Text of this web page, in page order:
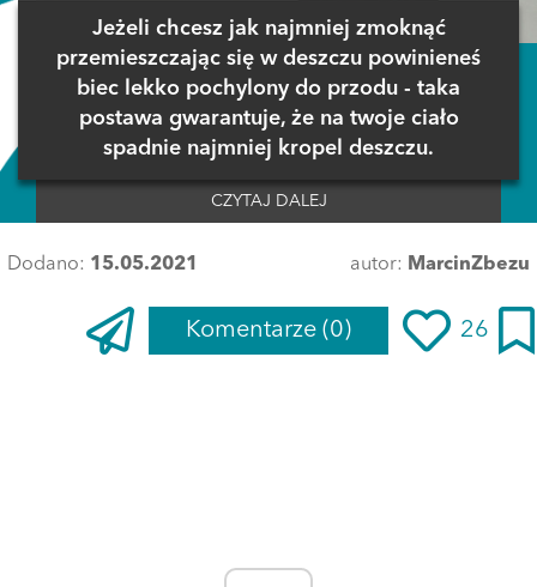
Jeżeli chcesz jak najmniej zmoknąć
przemieszczając się w deszczu powinieneś
biec lekko pochylony do przodu - taka
postawa gwarantuje, że na twoje ciało
spadnie najmniej kropel deszczu.
CZYTAJ DALEJ
Dodano: 15.05.2021 autor: MarcinZbezu
Komentarze (0) 26